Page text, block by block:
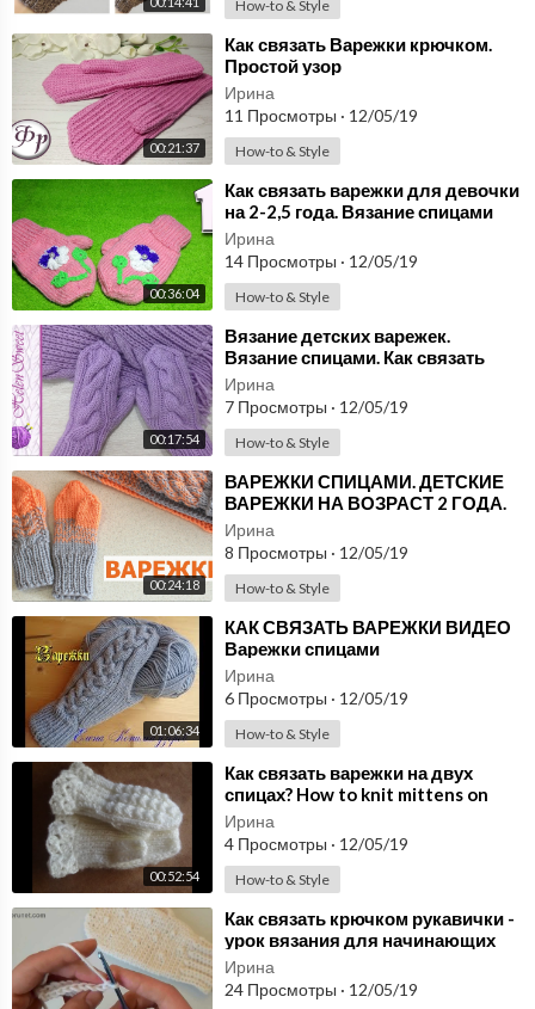
How-to & Style
00:21:37
⁣Как связать Варежки крючком.
Простой узор
Ирина
11 Просмотры · 12/05/19
How-to & Style
00:36:04
⁣Как связать варежки для девочки
на 2-2,5 года. Вязание спицами
Ирина
14 Просмотры · 12/05/19
How-to & Style
00:17:54
⁣Вязание детских варежек.
Вязание спицами. Как связать
варежки?
Ирина
7 Просмотры · 12/05/19
How-to & Style
00:24:18
⁣ВАРЕЖКИ СПИЦАМИ. ДЕТСКИЕ
ВАРЕЖКИ НА ВОЗРАСТ 2 ГОДА.
КАК СВЯЗАТЬ ВАРЕЖКИ
ЛЮБОГО РАЗМЕРА
Ирина
8 Просмотры · 12/05/19
How-to & Style
01:06:34
⁣КАК СВЯЗАТЬ ВАРЕЖКИ ВИДЕО
Варежки спицами
Ирина
6 Просмотры · 12/05/19
How-to & Style
00:52:54
⁣Как связать варежки на двух
спицах? How to knit mittens on
two needles?
Ирина
4 Просмотры · 12/05/19
How-to & Style
⁣Как связать крючком рукавички -
урок вязания для начинающих
Ирина
24 Просмотры · 12/05/19